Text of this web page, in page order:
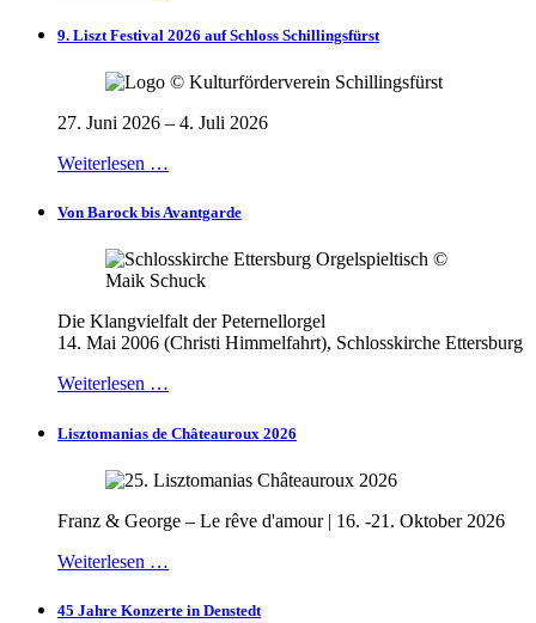
9. Liszt Festival 2026 auf Schloss Schillingsfürst
27. Juni 2026 – 4. Juli 2026
Weiterlesen …
Von Barock bis Avantgarde
Die Klangvielfalt der Peternellorgel
14. Mai 2006 (Christi Himmelfahrt), Schlosskirche Ettersburg
Weiterlesen …
Lisztomanias de Châteauroux 2026
Franz & George – Le rêve d'amour | 16. -21. Oktober 2026
Weiterlesen …
45 Jahre Konzerte in Denstedt